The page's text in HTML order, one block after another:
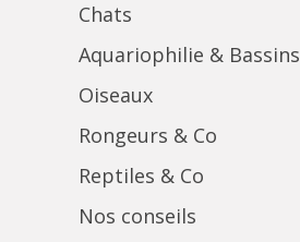
Chats
Aquariophilie & Bassins
Oiseaux
Rongeurs & Co
Reptiles & Co
Nos conseils